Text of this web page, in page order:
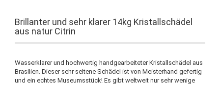
Brillanter und sehr klarer 14kg Kristallschädel
aus natur Citrin
Wasserklarer und hochwertig handgearbeiteter Kristallschädel aus
Brasilien. Dieser sehr seltene Schädel ist von Meisterhand gefertig
und ein echtes Museumsstück! Es gibt weltweit nur sehr wenige